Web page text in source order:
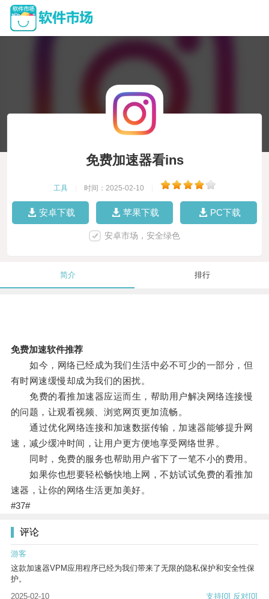
免费加速器看ins
工具 时间：2025-02-10
安卓下载 苹果下载 PC下载
安卓市场，安全绿色
简介 排行
免费加速软件推荐
如今，网络已经成为我们生活中必不可少的一部分，但
有时网速缓慢却成为我们的困扰。
免费的看推加速器应运而生，帮助用户解决网络连接慢
的问题，让观看视频、浏览网页更加流畅。
通过优化网络连接和加速数据传输，加速器能够提升网
速，减少缓冲时间，让用户更方便地享受网络世界。
同时，免费的服务也帮助用户省下了一笔不小的费用。
如果你也想要轻松畅快地上网，不妨试试免费的看推加
速器，让你的网络生活更加美好。
#37#
评论
游客
这款加速器VPM应用程序已经为我们带来了无限的隐私保护和安全性保
护。
2025-02-10
支持[0] 反对[0]